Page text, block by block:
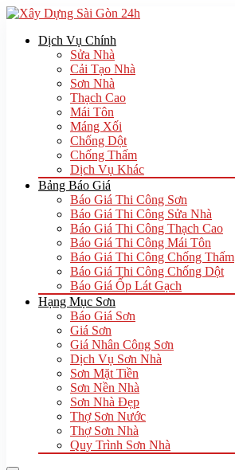
Dịch Vụ Chính
Sửa Nhà
Cải Tạo Nhà
Sơn Nhà
Thạch Cao
Mái Tôn
Máng Xối
Chống Dột
Chống Thấm
Dịch Vụ Khác
Bảng Báo Giá
Báo Giá Thi Công Sơn
Báo Giá Thi Công Sửa Nhà
Báo Giá Thi Công Thạch Cao
Báo Giá Thi Công Mái Tôn
Báo Giá Thi Công Chống Thấm
Báo Giá Thi Công Chống Dột
Báo Giá Ốp Lát Gạch
Hạng Mục Sơn
Báo Giá Sơn
Giá Sơn
Giá Nhân Công Sơn
Dịch Vụ Sơn Nhà
Sơn Mặt Tiền
Sơn Nền Nhà
Sơn Nhà Đẹp
Thợ Sơn Nước
Thợ Sơn Nhà
Quy Trình Sơn Nhà